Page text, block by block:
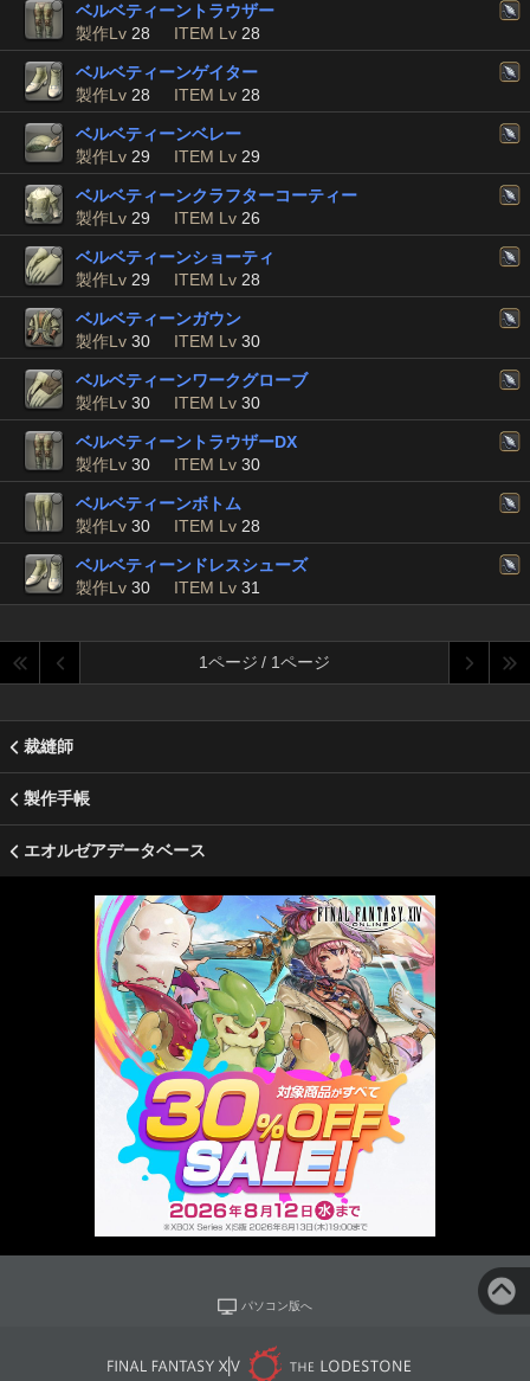
ベルベティーントラウザー
製作Lv 28 ITEM Lv 28
ベルベティーンゲイター
製作Lv 28 ITEM Lv 28
ベルベティーンベレー
製作Lv 29 ITEM Lv 29
ベルベティーンクラフターコーティー
製作Lv 29 ITEM Lv 26
ベルベティーンショーティ
製作Lv 29 ITEM Lv 28
ベルベティーンガウン
製作Lv 30 ITEM Lv 30
ベルベティーンワークグローブ
製作Lv 30 ITEM Lv 30
ベルベティーントラウザーDX
製作Lv 30 ITEM Lv 30
ベルベティーンボトム
製作Lv 30 ITEM Lv 28
ベルベティーンドレスシューズ
製作Lv 30 ITEM Lv 31
1ページ / 1ページ
裁縫師
製作手帳
エオルゼアデータベース
パソコン版へ